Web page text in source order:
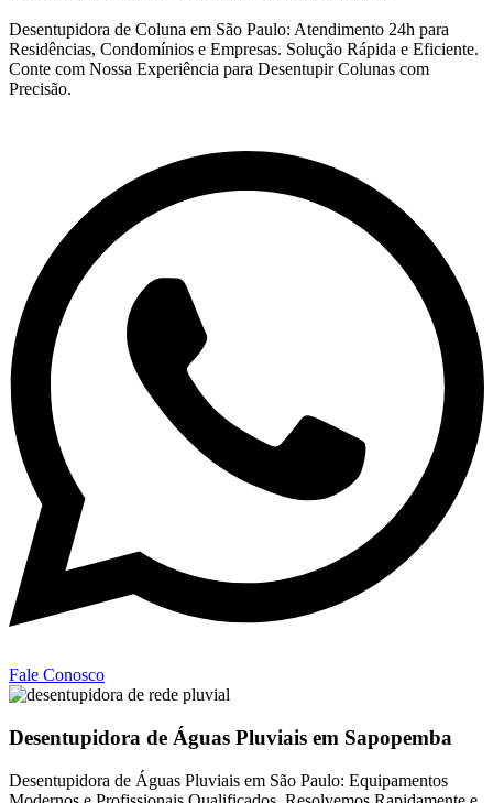
Desentupidora de Coluna em São Paulo: Atendimento 24h para
Residências, Condomínios e Empresas. Solução Rápida e Eficiente.
Conte com Nossa Experiência para Desentupir Colunas com
Precisão.
Fale Conosco
Desentupidora de Águas Pluviais em Sapopemba
Desentupidora de Águas Pluviais em São Paulo: Equipamentos